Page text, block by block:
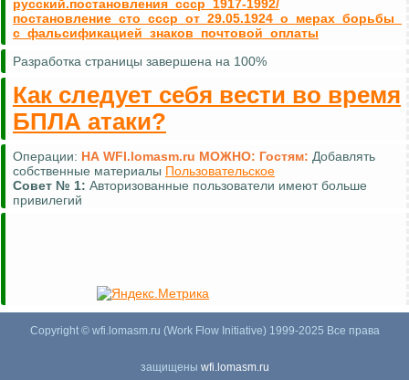
русский.постановления_ссср_1917-1992/
постановление_сто_ссср_от_29.05.1924_о_мерах_борьбы_
с_фальсификацией_знаков_почтовой_оплаты
Разработка страницы завершена на 100%
Как следует себя вести во время
БПЛА атаки?
Операции: НА WFI.lomasm.ru МОЖНО: Гостям: Добавлять
собственные материалы Пользовательское
Совет № 1: Авторизованные пользователи имеют больше
привилегий
Copyright © wfi.lomasm.ru (Work Flow Initiative) 1999-2025 Все права
защищены wfi.lomasm.ru